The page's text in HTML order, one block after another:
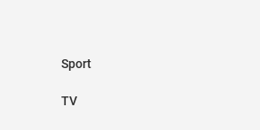
Sport
TV